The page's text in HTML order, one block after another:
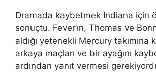
Dramada kaybetmek Indiana için
sonuçtu. Fever’ın, Thomas ve
aldığı yetenekli Mercury takımına
arkaya maçları ve bir ayağını
ardından yanıt vermesi